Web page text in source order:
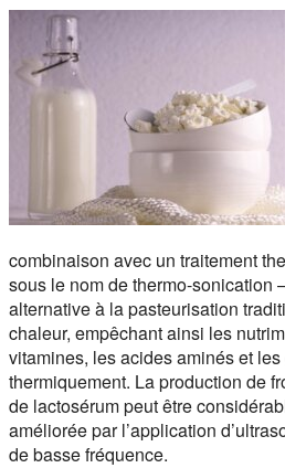
combinaison avec un traitement
sous le nom de thermo-sonication
alternative à la pasteurisation
chaleur, empêchant ainsi les
vitamines, les acides aminés et
thermiquement. La production de
de lactosérum peut être
améliorée par l’application
de basse fréquence.